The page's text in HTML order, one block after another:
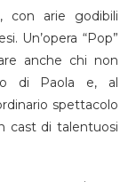
con arie godibili
Un’opera “Pop”
anche chi non
di Paola e, al
spettacolo
cast di talentuosi